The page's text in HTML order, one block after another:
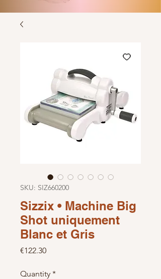
SKU: SIZ660200
Sizzix • Machine Big
Shot uniquement
Blanc et Gris
€122.30Price
Quantity *